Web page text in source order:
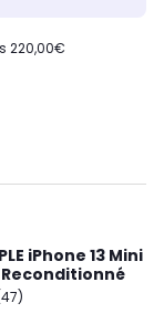
220,00€
iPhone 13 Mini
Reconditionné